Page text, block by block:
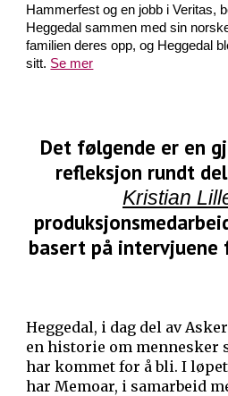
Hammerfest og en jobb i Veritas,
Heggedal sammen med sin
familien deres opp, og Heggedal
sitt. Se mer
Det følgende er en
refleksjon rundt
Kristian
basert på intervjuene
Heggedal, i dag del av
en historie om mennesker
har kommet for å bli. I
har Memoar, i samarbeid